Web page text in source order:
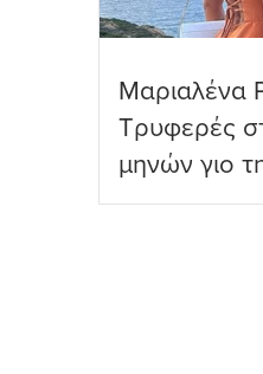
Μαριαλένα
Τρυφερές
μηνών γιο